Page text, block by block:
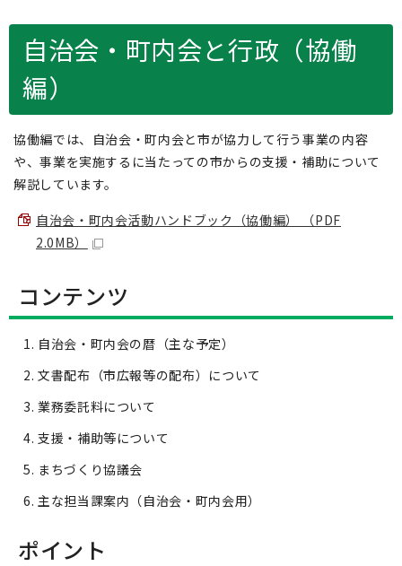
自治会・町内会と行政（協働
編）
協働編では、自治会・町内会と市が協力して行う事業の内容
や、事業を実施するに当たっての市からの支援・補助について
解説しています。
自治会・町内会活動ハンドブック（協働編） （PDF
2.0MB）
コンテンツ
自治会・町内会の暦（主な予定）
文書配布（市広報等の配布）について
業務委託料について
支援・補助等について
まちづくり協議会
主な担当課案内（自治会・町内会用）
ポイント